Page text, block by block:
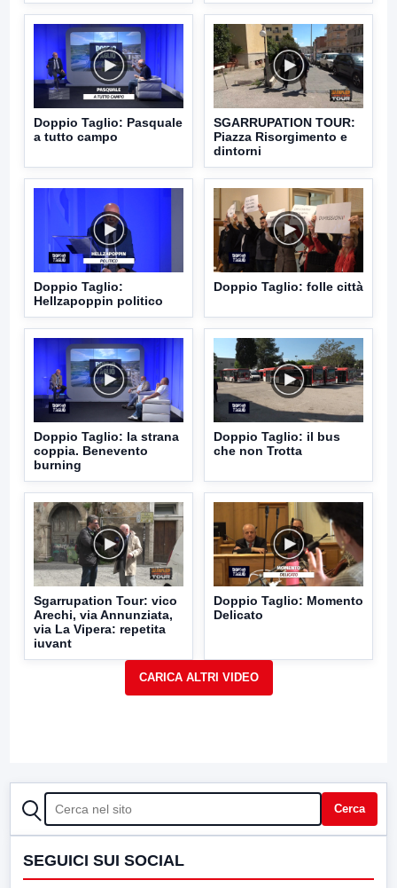
Doppio Taglio: Pasquale
a tutto campo
SGARRUPATION TOUR:
Piazza Risorgimento e
dintorni
Doppio Taglio:
Hellzapoppin politico
Doppio Taglio: folle città
Doppio Taglio: la strana
coppia. Benevento
burning
Doppio Taglio: il bus
che non Trotta
Sgarrupation Tour: vico
Arechi, via Annunziata,
via La Vipera: repetita
iuvant
Doppio Taglio: Momento
Delicato
CERCA Cerca
SEGUICI SUI SOCIAL